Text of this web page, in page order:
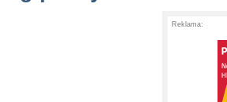
Reklama: